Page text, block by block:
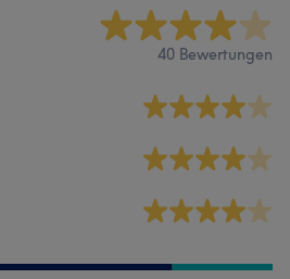
40 Bewertungen